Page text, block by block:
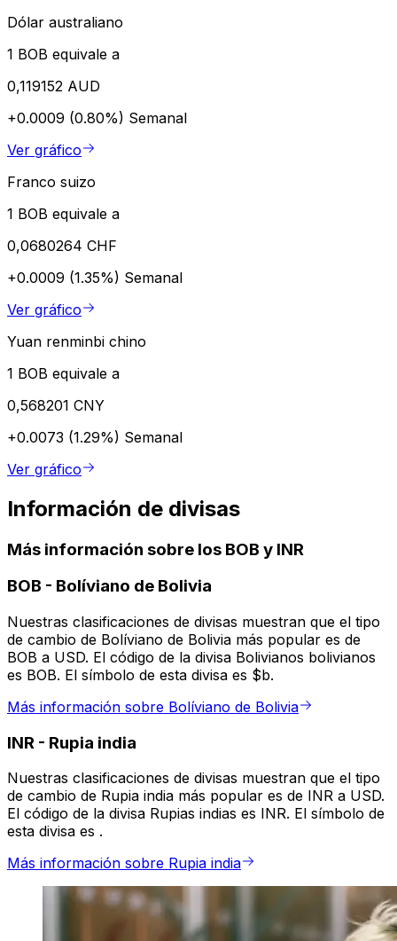
Dólar australiano
1 BOB equivale a
0,119152 AUD
+0.0009 (0.80%) Semanal
Ver gráfico
Franco suizo
1 BOB equivale a
0,0680264 CHF
+0.0009 (1.35%) Semanal
Ver gráfico
Yuan renminbi chino
1 BOB equivale a
0,568201 CNY
+0.0073 (1.29%) Semanal
Ver gráfico
Información de divisas
Más información sobre los BOB y INR
BOB - Bolíviano de Bolivia
Nuestras clasificaciones de divisas muestran que el tipo
de cambio de Bolíviano de Bolivia más popular es de
BOB a USD. El código de la divisa Bolivianos bolivianos
es BOB. El símbolo de esta divisa es $b.
Más información sobre Bolíviano de Bolivia
INR - Rupia india
Nuestras clasificaciones de divisas muestran que el tipo
de cambio de Rupia india más popular es de INR a USD.
El código de la divisa Rupias indias es INR. El símbolo de
esta divisa es ₹.
Más información sobre Rupia india